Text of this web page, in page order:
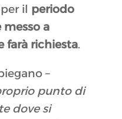
il periodo
messo a
farà richiesta.
–
punto di
dove si